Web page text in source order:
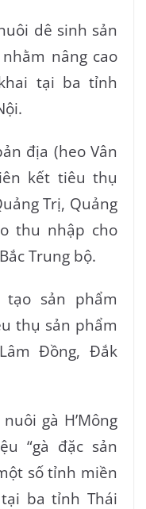
dê sinh sản
nâng cao
tại ba tỉnh
địa (heo Vân
kết tiêu thụ
Trị, Quảng
thu nhập cho
Trung bộ.
sản phẩm
thụ sản phẩm
Đồng, Đắk
gà H’Mông
“gà đặc sản
số tỉnh miền
ba tỉnh Thái